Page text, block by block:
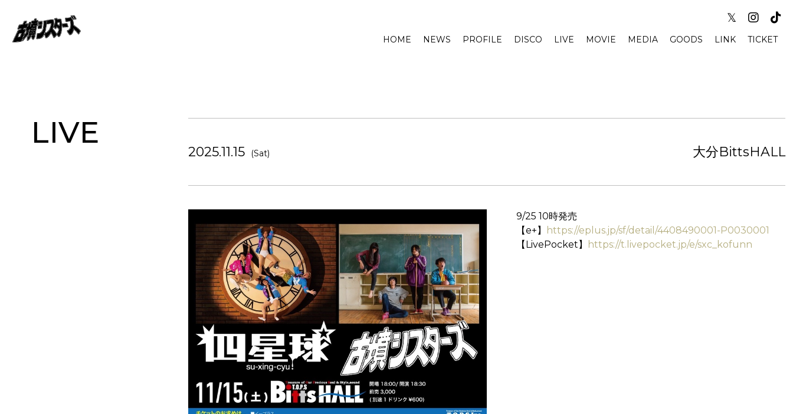
HOME NEWS PROFILE DISCO LIVE MOVIE MEDIA GOODS LINK TICKET
𝕏
LIVE
2025.11.15 (Sat) 大分BittsHALL
9/25 10時発売
【e+】
https://eplus.jp/sf/detail/4408490001-P0030001
【LivePocket】
https://t.livepocket.jp/e/sxc_kofunn